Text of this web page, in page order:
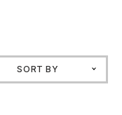
SORT BY